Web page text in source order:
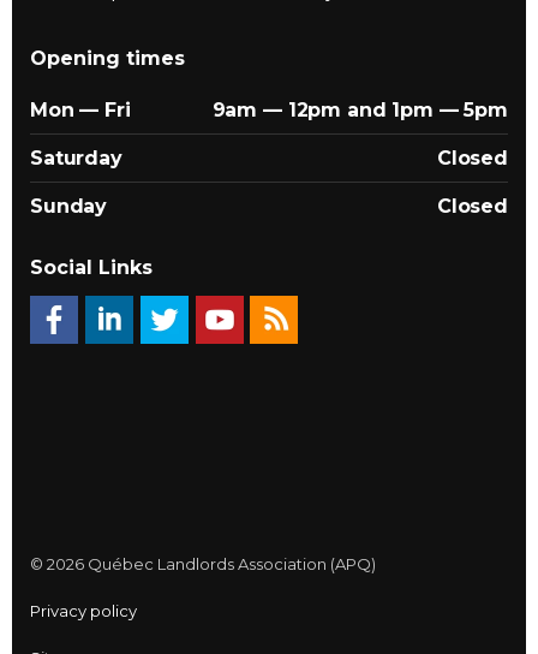
Opening times
Mon — Fri 9am — 12pm and 1pm — 5pm
Saturday Closed
Sunday Closed
Social Links
© 2026 Québec Landlords Association (APQ)
Privacy policy